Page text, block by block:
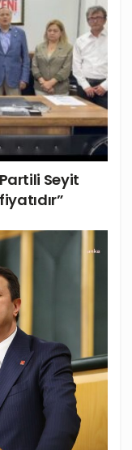
Partili Seyit